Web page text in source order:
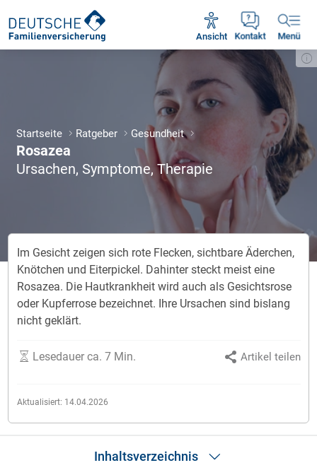
Kontakt
Ansicht Menü
Mo - Fr 09:00 - 18:30 Uhr
Startseite Ratgeber Gesundheit
Rosazea
Ursachen, Symptome, Therapie
Im Gesicht zeigen sich rote Flecken, sichtbare Äderchen,
Knötchen und Eiterpickel. Dahinter steckt meist eine
Rosazea. Die Hautkrankheit wird auch als Gesichtsrose
oder Kupferrose bezeichnet. Ihre Ursachen sind bislang
nicht geklärt.
Aktualisiert: 14.04.2026
Lesedauer ca. 7 Min. Artikel teilen
Inhaltsverzeichnis